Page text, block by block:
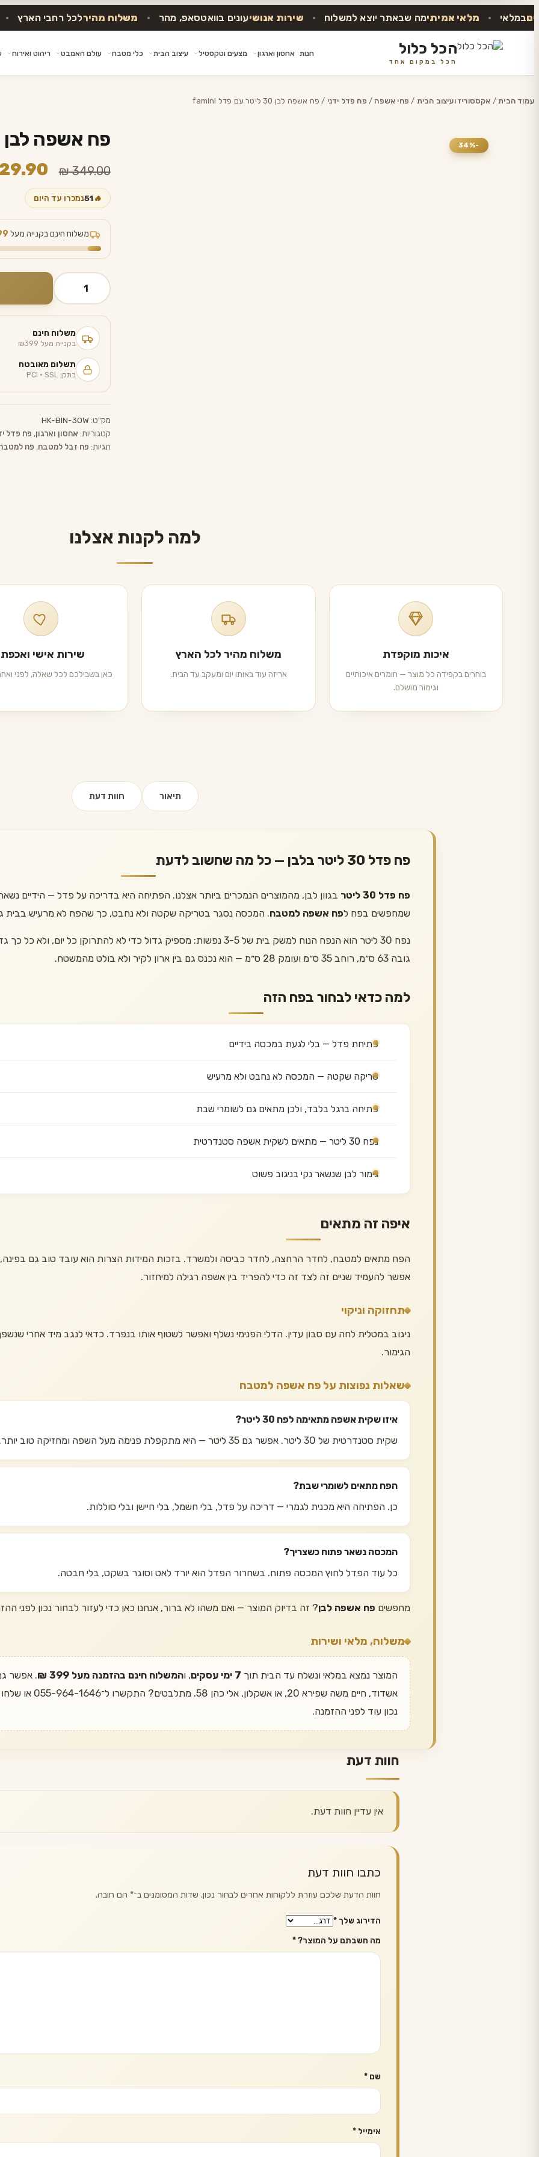
• מלאי אמיתימה שבאתר יוצא למשלוח • שירות אנושיעונים בוואטסאפ, מהר • משלוח מהירלכל רחבי הארץ •
הכל כלול
הכל במקום אחד
חנות אחסון וארגון מצעים וטקסטיל עיצוב הבית כלי מטבח עולם האמבט ריהוט ואירוח
עמוד הבית/ אקססוריז ועיצוב הבית / פחי אשפה / פח פדל ידני / פח אשפה לבן 30 ליטר עם פדל famini
-34% פח אשפה לבן 30 ליטר עם פדל famini
₪349.00
המחיר
היה:
₪ 349.00.
🔥
51נמכרו עד היום
משלוח חינם בקנייה מעל
כמות
של
אשפה
לבן
ליטר
עם
פדל
famini
משלוח חינם
בקנייה מעל ₪399
תשלום מאובטח
בתקן PCI · SSL
מק"ט:HK-BIN-30W
קטגוריות: אחסון וארגון, פח פדל
תגיות: פח זבל למטבח, פח
למה לקנות אצלנו
איכות מוקפדת
בוחרים בקפידה כל מוצר — חומרים איכותיים
וגימור מושלם.
משלוח מהיר לכל הארץ
אריזה עוד באותו יום ומעקב עד הבית.
שירות אישי
כאן בשבילכם לכל שאלה, לפני
תיאור חוות דעת
פח פדל 30 ליטר בלבן — כל מה שחשוב לדעת
פח פדל 30 ליטר
בגוון לבן, מהמוצרים הנמכרים ביותר אצלנו. הפתיחה היא בדריכה על פדל — הידיים
שמחפשים בפח לפח אשפה למטבח. המכסה נסגר בטריקה שקטה ולא נחבט, כך שהפח לא מרעיש בבית
נפח 30 ליטר הוא הנפח הנוח למשק בית של 3-5 נפשות: מספיק גדול כדי לא להתרוקן
גובה 63 ס״מ, רוחב 35 ס״מ ועומק 28 ס״מ — הוא נכנס גם בין ארון לקיר ולא בולט מהמשטח.
למה כדאי לבחור בפח הזה
פתיחת פדל — בלי לגעת במכסה בידיים
טריקה שקטה — המכסה לא נחבט ולא מרעיש
פתיחה ברגל בלבד, ולכן מתאים גם לשומרי שבת
נפח 30 ליטר — מתאים לשקית אשפה סטנדרטית
גימור לבן שנשאר נקי בניגוב פשוט
איפה זה מתאים
הפח מתאים למטבח, לחדר הרחצה, לחדר כביסה ולמשרד. בזכות המידות הצרות הוא עובד טוב גם בפינה,
אפשר להעמיד שניים זה לצד זה כדי להפריד בין אשפה רגילה למיחזור.
תחזוקה וניקוי
ניגוב במטלית לחה עם סבון עדין. הדלי הפנימי נשלף ואפשר לשטוף אותו בנפרד. כדאי לנגב מיד אחרי
הגימור.
שאלות נפוצות על פח אשפה למטבח
איזו שקית אשפה מתאימה לפח 30 ליטר?
שקית סטנדרטית של 30 ליטר. אפשר גם 35 ליטר — היא מתקפלת פנימה מעל השפה ומחזיקה טוב יותר.
הפח מתאים לשומרי שבת?
כן. הפתיחה היא מכנית לגמרי — דריכה על פדל, בלי חשמל, בלי חיישן ובלי סוללות.
המכסה נשאר פתוח כשצריך?
כל עוד הפדל לחוץ המכסה פתוח. בשחרור הפדל הוא יורד לאט וסוגר בשקט, בלי חבטה.
מחפשים פח אשפה לבן? זה בדיוק המוצר — ואם משהו לא ברור, אנחנו כאן כדי לעזור לבחור נכון לפני
משלוח, מלאי ושירות
המוצר נמצא במלאי ונשלח עד הבית תוך 7 ימי עסקים , והמשלוח חינם בהזמנה מעל 399 ₪
. אפשר
אשדוד, חיים משה שפירא
נכון עוד לפני ההזמנה.
חוות דעת
אין עדיין חוות דעת.
כתבו חוות דעת
חוות הדעת שלכם עוזרת ללקוחות אחרים לבחור נכון. שדות המסומנים ב־* הם חובה.
הדירוג שלך*
מה חשבתם על המוצר?*
שם *
אימייל *